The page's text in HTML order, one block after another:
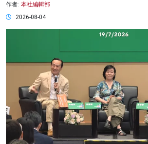
作者: 本社編輯部
2026-08-04